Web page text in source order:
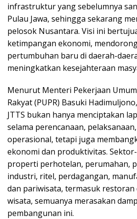
infrastruktur yang sebelumnya
Pulau Jawa, sehingga sekarang
pelosok Nusantara. Visi ini
ketimpangan ekonomi,
pertumbuhan baru di daerah-
meningkatkan kesejahteraan
Menurut Menteri Pekerjaan
Rakyat (PUPR) Basuki
JTTS bukan hanya menciptakan
selama perencanaan,
operasional, tetapi juga
ekonomi dan produktivitas.
properti perhotelan, perumahan,
industri, ritel, perdagangan,
dan pariwisata, termasuk restoran
wisata, semuanya merasakan
pembangunan ini.